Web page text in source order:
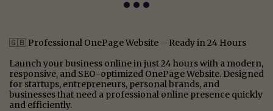
🇬🇧 Professional OnePage Website – Ready in 24 Hours
Launch your business online in just 24 hours with a modern,
responsive, and SEO-optimized OnePage Website. Designed
for startups, entrepreneurs, personal brands, and
businesses that need a professional online presence quickly
and efficiently.